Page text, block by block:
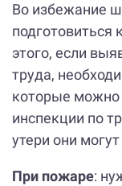
Во избежание
этого, если
труда,
которые можно
инспекции по
утери они
При пожаре: